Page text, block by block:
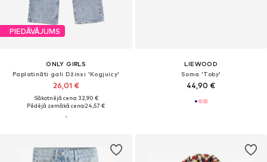
PIEDĀVĀJUMS
ONLY GIRLS
Paplatināti gali Džinsi 'Kogjuicy'
26,01 €
Sākotnējā cena: 32,90 €
Pēdējā zemākā cena:24,57 €
LIEWOOD
Soma 'Toby'
44,90 €